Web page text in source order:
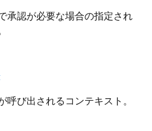
承認が必要な場合の指定され
び出されるコンテキスト。